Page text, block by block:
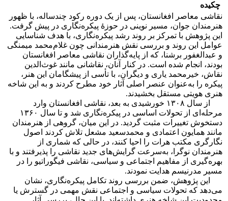
چکیده
نقاشی معاصر افغانستان، پس از یک دوره رکود چندساله، با ظهور
هنرمندان جوان، مسیر نوینی در حوزۀ پیکره‌نگاری در پیش گرفت.
این پژوهش با تمرکز بر روند رشد پیکره‌نگاری، با هدف شناسایی
عوامل این روند و بررسی نقش هنرمندانی چون غلام‌محمد میمنگی
و عبدالغفور برشنا، که از پایه‌گذاران نقاشی معاصر افغانستان
بودند، انجام شده است. در کنار آنان، نقاشانی مانند غوث‌الدین
نقاش، خیرمحمد یاری و دیگران، با تأسی از پیشگامان این هنر،
پیکره را به‌عنوان عنصر اصلی آثار خود مطرح کردند و به این شاخه
هنری هویتی مستقل بخشیدند.
از سال ۱۳۰۸ خورشیدی به بعد، نقاشی افغانستان وارد
مرحله‌ای از تحولات اساسی در پیکره‌نگاری شد و تا سال ۱۳۶۰
دستخوش تغییرات مثبت گردید. در این میان، گروهی از هنرمندان
مانند همایون اعتمادی و محمدسعید مشعل تلاش کردند اصول
نگارگری مکتب هرات را احیا کنند، در حالی که شماری از
هنرمندان نوگرا، به‌سرعت گرایش‌های جدید نقاشی را پذیرفتند و با
بهره‌گیری از مفاهیم اجتماعی و سیاسی، نقاشی فیگوراتیو را در
مسیر مدرنیسم هدایت نمودند.
این پژوهش، ضمن بررسی روند تکامل پیکره‌نگاری، نشان
می‌دهد که تحولات سیاسی و اجتماعی نقش مهمی در گسترش یا